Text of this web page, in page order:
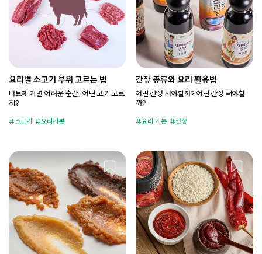
요리별 소고기 부위 고르는 법
마트에 가면 어려운 순간, 어떤 고기 고르
지?
소고기 요리기본
간장 종류와 요리 활용법
어떤 간장 사야할까? 어떤 간장 써야할
까?
요리 기본 간장